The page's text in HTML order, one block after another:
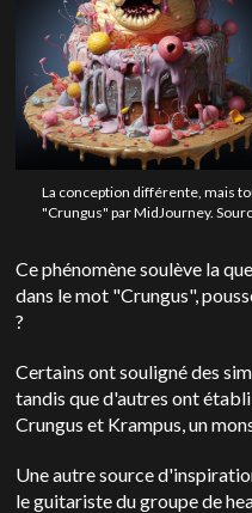
La conception différente, mais
"Crungus" par MidJourney.
Ce phénomène soulève la
dans le mot "Crungus",
?
Certains ont souligné des
tandis que d'autres ont
Crungus et Krampus, un
Une autre source
le guitariste du groupe de